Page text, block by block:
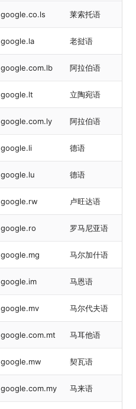
google.co.ls 莱索托语
google.la 老挝语
google.com.lb 阿拉伯语
google.lt 立陶宛语
google.com.ly 阿拉伯语
google.li 德语
google.lu 德语
google.rw 卢旺达语
google.ro 罗马尼亚语
google.mg 马尔加什语
google.im 马恩语
google.mv 马尔代夫语
google.com.mt 马耳他语
google.mw 契瓦语
google.com.my 马来语